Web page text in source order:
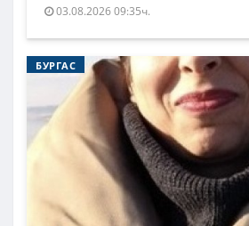
03.08.2026 09:35ч.
БУРГАС